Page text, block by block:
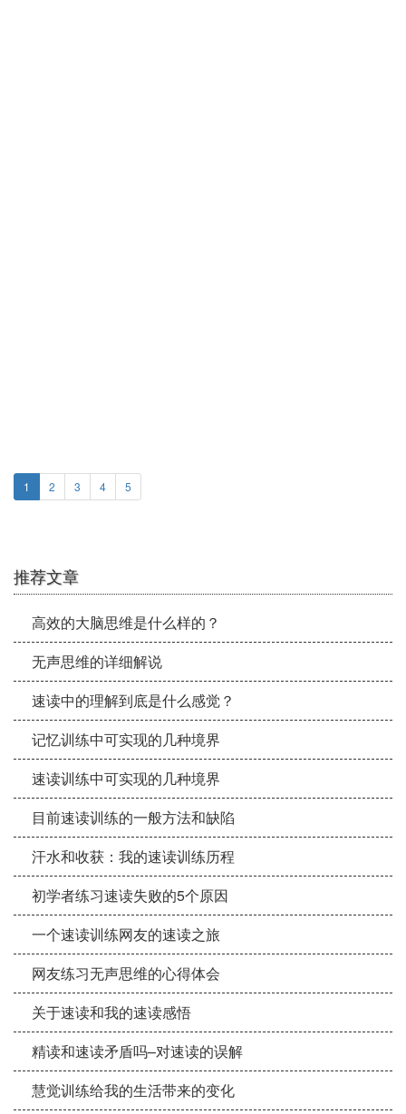
1 2 3 4 5
推荐文章
高效的大脑思维是什么样的？
无声思维的详细解说
速读中的理解到底是什么感觉？
记忆训练中可实现的几种境界
速读训练中可实现的几种境界
目前速读训练的一般方法和缺陷
汗水和收获：我的速读训练历程
初学者练习速读失败的5个原因
一个速读训练网友的速读之旅
网友练习无声思维的心得体会
关于速读和我的速读感悟
精读和速读矛盾吗–对速读的误解
慧觉训练给我的生活带来的变化